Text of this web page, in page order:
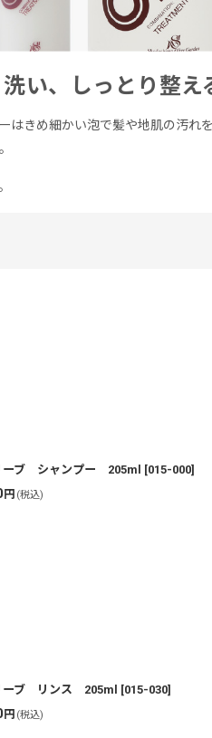
い、しっとり整え
はきめ細かい泡で髪や地肌の汚れ
ーブ シャンプー 205ml [015-000]
円 (税込)
ーブ リンス 205ml [015-030]
円 (税込)